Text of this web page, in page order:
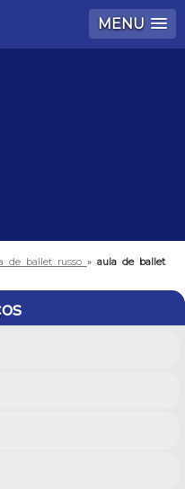
MENU
de ballet russo » aula de ballet